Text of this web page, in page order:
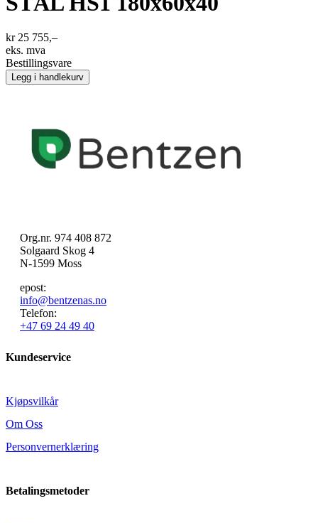
kr 25 755,–
eks. mva
Bestillingsvare
Legg i handlekurv
Org.nr. 974 408 872
Solgaard Skog 4
N-1599 Moss
epost:
info@bentzenas.no
Telefon:
+47 69 24 49 40
Kundeservice
Kjøpsvilkår
Om Oss
Personvernerklæring
Betalingsmetoder